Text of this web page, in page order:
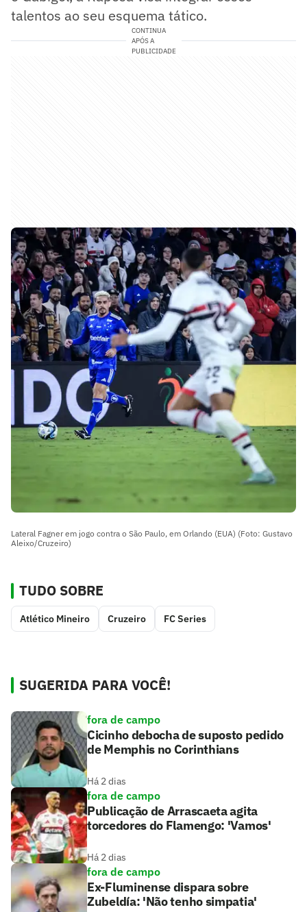
talentos ao seu esquema tático.
CONTINUA
APÓS A
PUBLICIDADE
Lateral Fagner em jogo contra o São Paulo, em Orlando (EUA) (Foto: Gustavo
Aleixo/Cruzeiro)
TUDO SOBRE
Atlético Mineiro Cruzeiro FC Series
SUGERIDA PARA VOCÊ!
fora de campo
Cicinho debocha de suposto pedido
de Memphis no Corinthians
Há 2 dias
fora de campo
Publicação de Arrascaeta agita
torcedores do Flamengo: 'Vamos'
Há 2 dias
fora de campo
Ex-Fluminense dispara sobre
Zubeldía: 'Não tenho simpatia'